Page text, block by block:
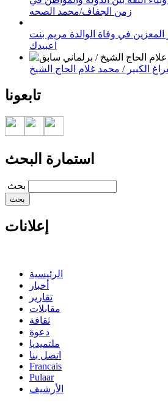
زمن الجفاف/محمد الصحه
في وفاة الوالدة مريم بنت
اعبيدك
الكبير / محمد غلام الحاج الشيخ
تابعونا
استمارة البحث
‏بحث ‏
إعلانات
الرئيسية
أخبار
تقارير
مقابلات
ثقافة
دعوة
ملتميديا
اتصل بنا
Francais
Pulaar
الأرشيف